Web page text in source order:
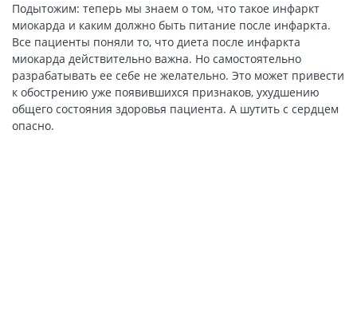
Подытожим: теперь мы знаем о том, что такое инфаркт
миокарда и каким должно быть питание после инфаркта.
Все пациенты поняли то, что диета после инфаркта
миокарда действительно важна. Но самостоятельно
разрабатывать ее себе не желательно. Это может привести
к обострению уже появившихся признаков, ухудшению
общего состояния здоровья пациента. А шутить с сердцем
опасно.